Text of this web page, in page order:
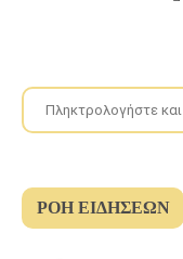
ΡΟΉ ΕΙΔΉΣΕΩΝ